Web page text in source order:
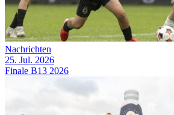
Nachrichten
25. Jul. 2026
Finale B13 2026